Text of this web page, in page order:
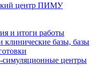
центр ПИМУ
и итоги работы
клинические базы, базы
симуляционные центры